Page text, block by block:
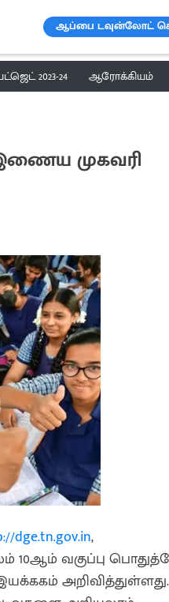
ஆப்பை டவுன்லோட்
2023-24 ஆரோக்கியம்
இணைய முகவரி
dge.tn.gov.in,
வகுப்பு
அறிவித்துள்ளது.